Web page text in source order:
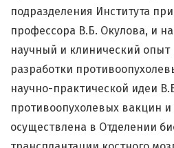
подразделения Института
профессора В.Б. Окулова, и
научный и клинический
разработки
научно-практической идеи
противоопухолевых вакцин
осуществлена в Отделении